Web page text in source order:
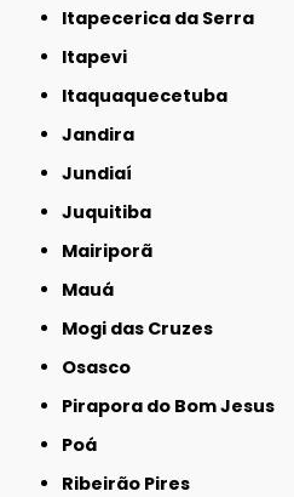
Itapecerica da Serra
Itapevi
Itaquaquecetuba
Jandira
Jundiaí
Juquitiba
Mairiporã
Mauá
Mogi das Cruzes
Osasco
Pirapora do Bom Jesus
Poá
Ribeirão Pires